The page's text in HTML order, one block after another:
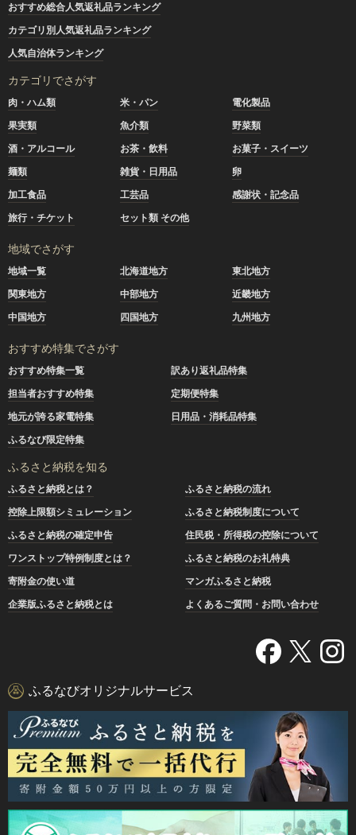
おすすめ総合人気返礼品ランキング
カテゴリ別人気返礼品ランキング
人気自治体ランキング
カテゴリでさがす
肉・ハム類 米・パン
電化製品
果実類
魚介類
野菜類
酒・アルコール
お茶・飲料
お菓子・スイーツ
麺類
雑貨・日用品
卵
加工食品
工芸品
感謝状・記念品
旅行・チケット
セット類 その他
地域でさがす
地域一覧 北海道地方
東北地方
関東地方
中部地方
近畿地方
中国地方
四国地方 九州地方
おすすめ特集でさがす
おすすめ特集一覧
訳あり返礼品特集
担当者おすすめ特集
定期便特集
地元が誇る家電特集
日用品・消耗品特集
ふるなび限定特集
ふるさと納税を知る
ふるさと納税とは？
ふるさと納税の流れ
控除上限額シミュレーション
ふるさと納税制度について
ふるさと納税の確定申告
住民税・所得税の控除について
ワンストップ特例制度とは？
ふるさと納税のお礼特典
寄附金の使い道
マンガふるさと納税
企業版ふるさと納税とは
よくあるご質問・お問い合わせ
ふるなびオリジナルサービス